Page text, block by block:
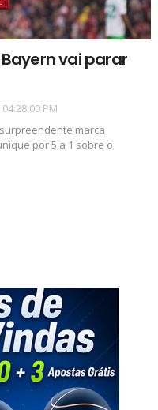
vai parar
PM
marca
por 5 a 1 sobre o